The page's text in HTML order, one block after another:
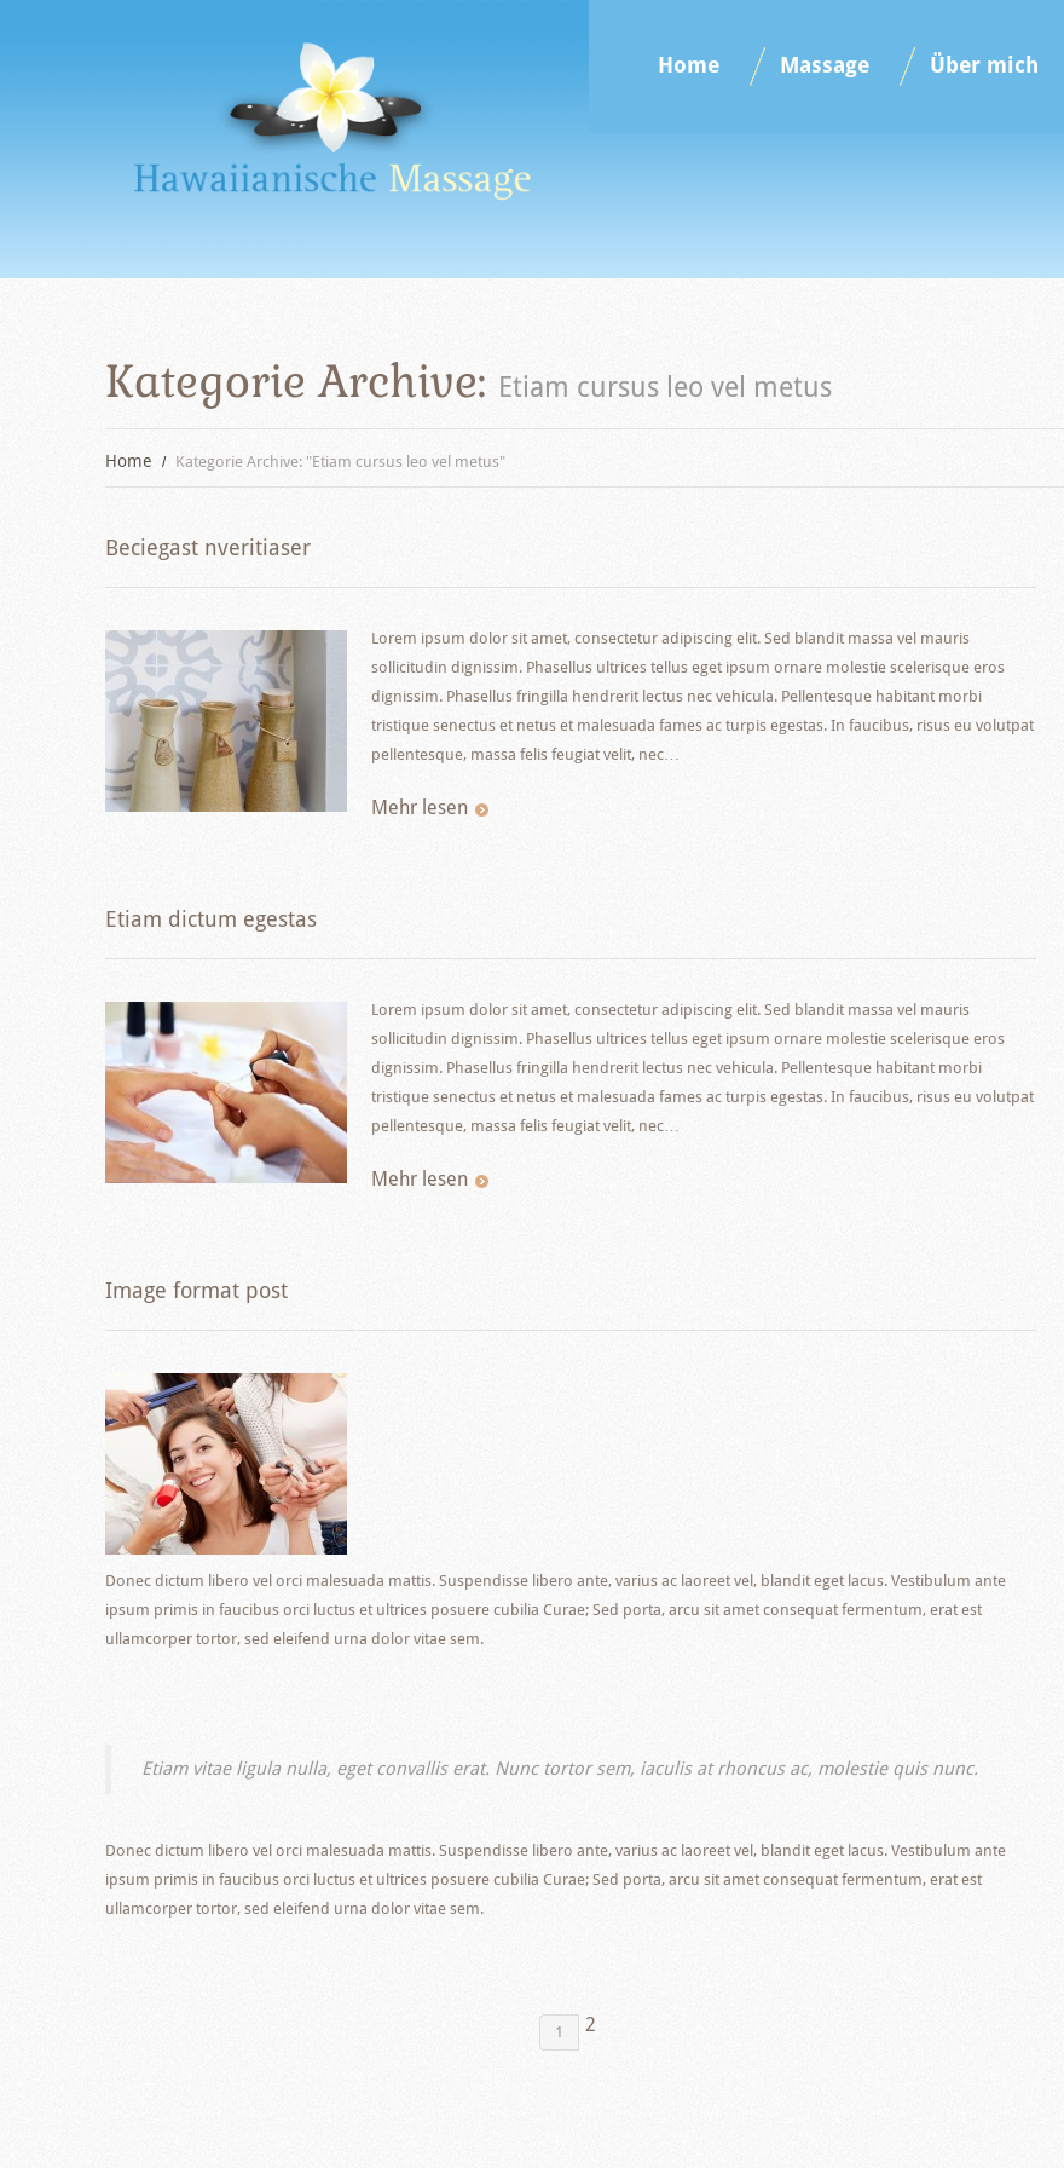
Home Massage Über mich
Kategorie Archive: Etiam cursus leo vel metus
Home Kategorie Archive: "Etiam cursus leo vel metus"
Beciegast nveritiaser
Lorem ipsum dolor sit amet, consectetur adipiscing elit. Sed blandit massa vel mauris
sollicitudin dignissim. Phasellus ultrices tellus eget ipsum ornare molestie scelerisque eros
dignissim. Phasellus fringilla hendrerit lectus nec vehicula. Pellentesque habitant morbi
tristique senectus et netus et malesuada fames ac turpis egestas. In faucibus, risus eu volutpat
pellentesque, massa felis feugiat velit, nec…
Mehr lesen
Etiam dictum egestas
Lorem ipsum dolor sit amet, consectetur adipiscing elit. Sed blandit massa vel mauris
sollicitudin dignissim. Phasellus ultrices tellus eget ipsum ornare molestie scelerisque eros
dignissim. Phasellus fringilla hendrerit lectus nec vehicula. Pellentesque habitant morbi
tristique senectus et netus et malesuada fames ac turpis egestas. In faucibus, risus eu volutpat
pellentesque, massa felis feugiat velit, nec…
Mehr lesen
Image format post
Donec dictum libero vel orci malesuada mattis. Suspendisse libero ante, varius ac laoreet vel, blandit eget lacus. Vestibulum ante
ipsum primis in faucibus orci luctus et ultrices posuere cubilia Curae; Sed porta, arcu sit amet consequat fermentum, erat est
ullamcorper tortor, sed eleifend urna dolor vitae sem.
Etiam vitae ligula nulla, eget convallis erat. Nunc tortor sem, iaculis at rhoncus ac, molestie quis nunc.
Donec dictum libero vel orci malesuada mattis. Suspendisse libero ante, varius ac laoreet vel, blandit eget lacus. Vestibulum ante
ipsum primis in faucibus orci luctus et ultrices posuere cubilia Curae; Sed porta, arcu sit amet consequat fermentum, erat est
ullamcorper tortor, sed eleifend urna dolor vitae sem.
1 2